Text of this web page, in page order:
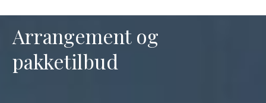
Arrangement og
pakketilbud